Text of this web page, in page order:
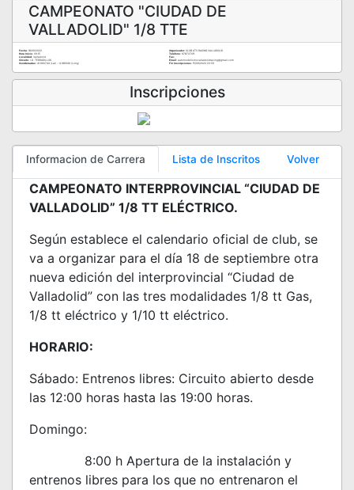
CAMPEONATO "CIUDAD DE
VALLADOLID" 1/8 TTE
Fecha:18/09/2022 Organizador:
CLUB ATV RACING VALLADOLID
Hora Inicio:
09:15 Teléfono:
678727011
Localidad:
Valladolid
Fax:
Circuito:
I.D. TERRADILLOS Email:automodelismovalladolidracing@gmail.com
Coordenadas:
41.660744 (Lat) - -4.681349 (Long) Fin Inscripciones:15/09/2022 23:59
Inscripciones
Informacion de Carrera Lista de Inscritos Volver
CAMPEONATO INTERPROVINCIAL “CIUDAD DE
VALLADOLID” 1/8 TT ELÉCTRICO.
Según establece el calendario oficial de club, se
va a organizar para el día 18 de septiembre otra
nueva edición del interprovincial “Ciudad de
Valladolid” con las tres modalidades 1/8 tt Gas,
1/8 tt eléctrico y 1/10 tt eléctrico.
HORARIO:
Sábado: Entrenos libres: Circuito abierto desde
las 12:00 horas hasta las 19:00 horas.
Domingo:
8:00 h Apertura de la instalación y
entrenos libres para los que no entrenaron el